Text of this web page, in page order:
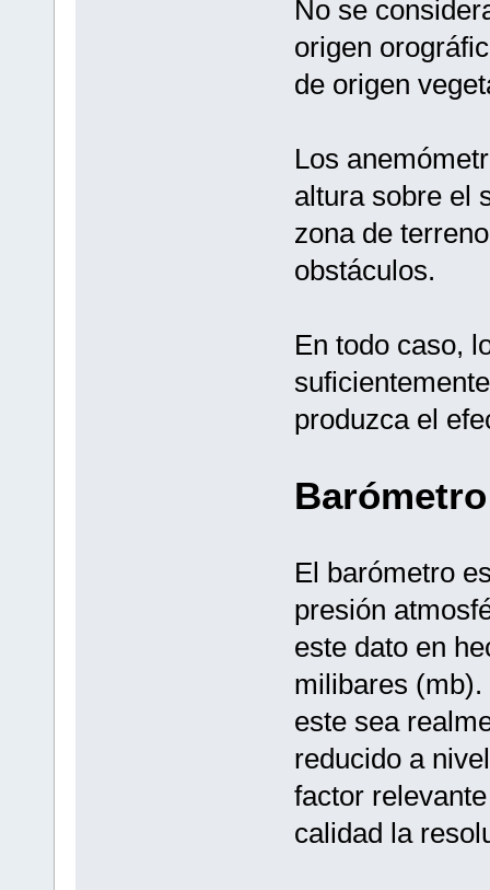
No se
origen
de origen
Los
altura sobre el
zona de
obstáculos.
En todo caso,
produzca el
Barómetro
El barómetro
presión
este dato en
milibares
este sea
reducido a
factor
calidad la